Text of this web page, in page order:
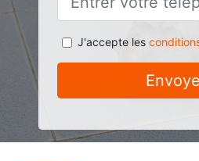
J'accepte les